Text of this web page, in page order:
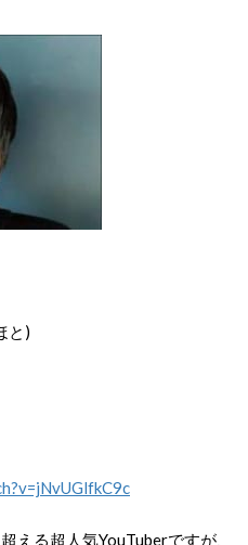
と )
える超人気YouTuberですが、